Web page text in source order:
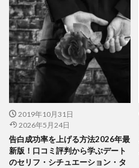
2019年10月31日
2026年5月24日
告白成功率を上げる方法2026年最
新版！口コミ評判から学ぶデート
のセリフ・シチュエーション・タ